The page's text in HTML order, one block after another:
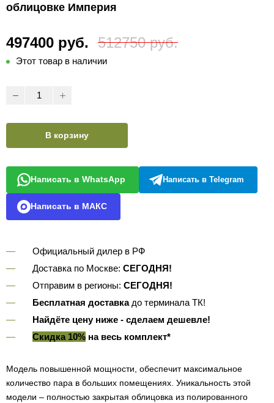
облицовке Империя
497400 руб. 512750 руб.
Этот товар в наличии
В корзину
Написать в WhatsApp Написать в Telegram
Написать в МАКС
Официальный дилер в РФ
Доставка по Москве: СЕГОДНЯ!
Отправим в регионы: СЕГОДНЯ!
Бесплатная доставкадо терминала ТК!
Найдёте цену ниже - сделаем дешевле!
Скидка 10%на весь комплект*
Модель повышенной мощности, обеспечит максимальное
количество пара в больших помещениях. Уникальность этой
модели – полностью закрытая облицовка из полированного